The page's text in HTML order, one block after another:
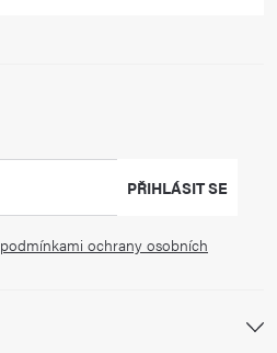
podmínkami ochrany osobních
PŘIHLÁSIT SE